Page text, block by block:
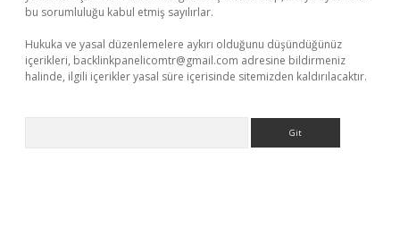
bu sorumluluğu kabul etmiş sayılırlar.
Hukuka ve yasal düzenlemelere aykırı olduğunu düşündüğünüz
içerikleri, backlinkpanelicomtr@gmail.com adresine bildirmeniz
halinde, ilgili içerikler yasal süre içerisinde sitemizden kaldırılacaktır.